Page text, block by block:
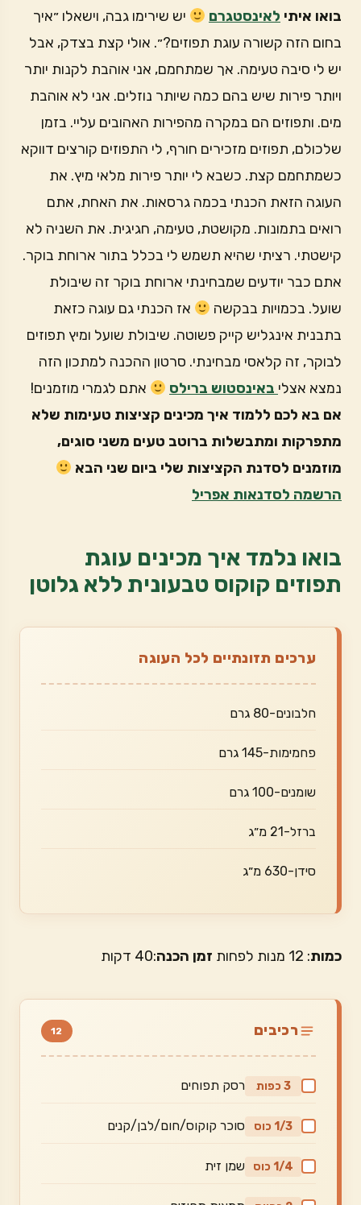
בואו איתי לאינסטגרם
יש שירימו גבה, וישאלו ״איך
בחום הזה קשורה עוגת תפוזים?״. אולי קצת בצדק, אבל
יש לי סיבה טעימה. אך שמתחמם, אני אוהבת לקנות יותר
ויותר פירות שיש בהם כמה שיותר נוזלים. אני לא אוהבת
מים. ותפוזים הם במקרה מהפירות האהובים עליי. בזמן
שלכולם, תפוזים מזכירים חורף, לי התפוזים קורצים דווקא
כשמתחמם קצת. כשבא לי יותר פירות מלאי מיץ. את
העוגה הזאת הכנתי בכמה גרסאות. את האחת, אתם
רואים בתמונות. מקושטת, טעימה, חגיגית. את השניה לא
קישטתי. רציתי שהיא תשמש לי בכלל בתור ארוחת בוקר.
אתם כבר יודעים שמבחינתי ארוחת בוקר זה שיבולת
שועל. בכמויות בבקשה
אז הכנתי גם עוגה כזאת
בתבנית אינגליש קייק פשוטה. שיבולת שועל ומיץ תפוזים
לבוקר, זה קלאסי מבחינתי. סרטון ההכנה למתכון הזה
נמצא אצלי באינסטוש ברילס
אתם לגמרי מוזמנים!
אם בא לכם ללמוד איך מכינים קציצות טעימות שלא
מתפרקות ומתבשלות ברוטב טעים משני סוגים,
מוזמנים לסדנת הקציצות שלי ביום שני הבא
הרשמה לסדנאות אפריל
בואו נלמד איך מכינים עוגת
תפוזים קוקוס טבעונית ללא גלוטן
ערכים תזונתיים לכל העוגה
חלבונים-80 גרם
פחמימות-145 גרם
שומנים-100 גרם
ברזל-21 מ״ג
סידן-630 מ״ג
כמות: 12 מנות לפחות זמן הכנה:40 דקות
רכיבים 12
3 כפות רסק תפוחים
1/3 כוס סוכר קוקוס/חום/לבן/קנים
1/4 כוס שמן זית